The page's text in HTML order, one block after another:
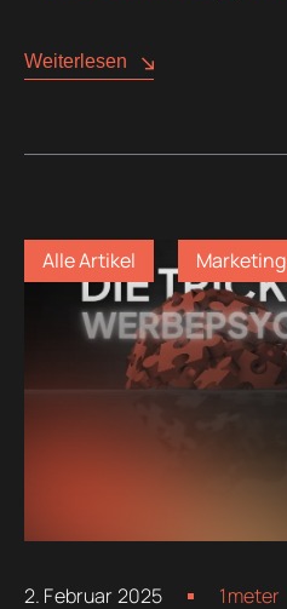
Weiterlesen
Alle Artikel Marketing
2. Februar 2025 1meter